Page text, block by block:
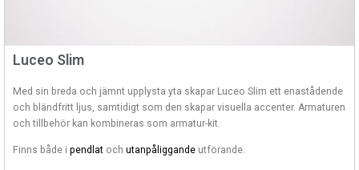
Luceo Slim
Med sin breda och jämnt upplysta yta skapar Luceo Slim ett enastådende
och bländfritt ljus, samtidigt som den skapar visuella accenter. Armaturen
och tillbehör kan kombineras som armatur-kit.
Finns både i pendlat och utanpåliggande utförande.